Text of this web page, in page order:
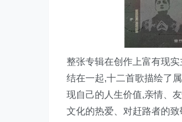
整张专辑在创作上富有现
结在一起,十二首歌描绘了
现自己的人生价值,亲情、
文化的热爱、对赶路者的